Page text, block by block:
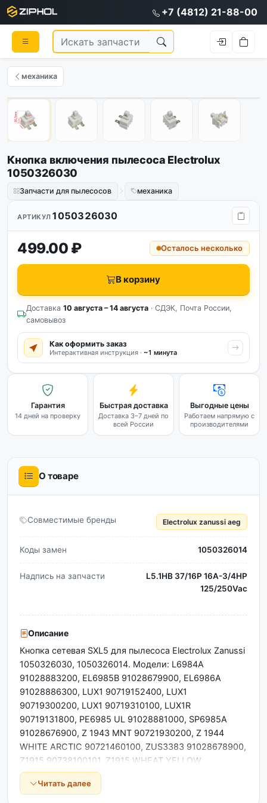
+7 (4812) 21-88-00
механика
Кнопка включения пылесоса Electrolux
1050326030
Запчасти для пылесосов механика
АРТИКУЛ 1050326030
499.00 ₽ Осталось несколько
В корзину
Доставка 10 августа – 14 августа · СДЭК, Почта России,
самовывоз
Как оформить заказ
Интерактивная инструкция · ~1 минута
Гарантия
14 дней на проверку
Быстрая доставка
Доставка 3–7 дней по
всей России
Выгодные цены
Работаем напрямую с
производителями
О товаре
Совместимые бренды Electrolux zanussi aeg
Коды замен 1050326014
Надпись на запчасти
L5.1HB 37/16P 16A-3/4HP
125/250Vac
Описание
Кнопка сетевая SXL5 для пылесоса Electrolux Zanussi
1050326030, 1050326014. Модели: L6984A
91028883200, EL6985B 91028679900, EL6986A
91028886300, LUX1 90719152400, LUX1
90719300200, LUX1 90719310100, LUX1R
90719131800, PE6985 UL 91028881000, SP6985A
91028676900, Z 1943 MNT 90721930200, Z 1944
WHITE ARCTIC 90721460100, ZUS3383 91028678900,
Z1915 90738100101, Z1915 WHEAT YELLOW
90721500200, Z1915 WHEAT YELLOW 90721750100,
Z1915 WHEAT YELLOW 90738100100, Z1915M WHEAT
Читать далее